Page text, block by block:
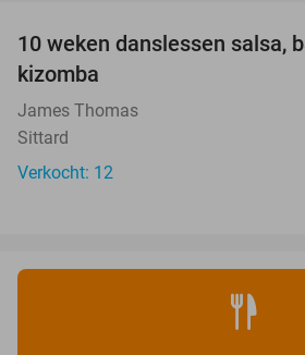
10 weken danslessen salsa,
kizomba
James Thomas
Sittard
Verkocht: 12